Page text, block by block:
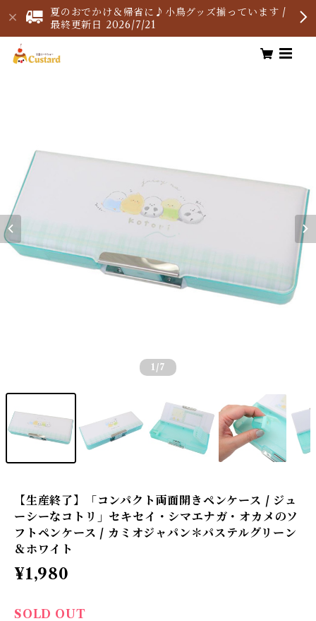
夏のおでかけ＆帰省に♪小鳥グッズ揃っています /
最終更新日 2026/7/21
1 /7
【生産終了】「コンパクト両面開きペンケース / ジュ
ーシーなコトリ」セキセイ・シマエナガ・オカメのソ
フトペンケース / カミオジャパン＊パステルグリーン
＆ホワイト
¥1,980
SOLD OUT